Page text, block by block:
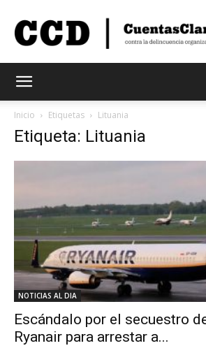
Digital
Inicio Etiquetas Lituania
Etiqueta: Lituania
NOTICIAS AL DIA
Escándalo por el secuestro
Ryanair para arrestar a...